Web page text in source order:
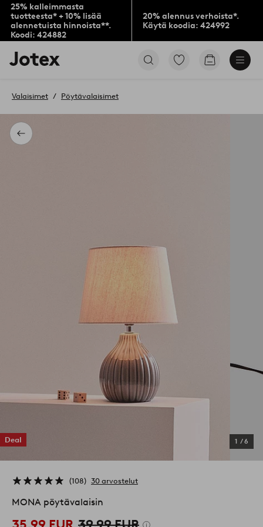
25% kalleimmasta
tuotteesta* + 10% lisää
alennetuista hinnoista**.
Koodi: 424882
20% alennus verhoista*.
Käytä koodia: 424992
Jotex-
logo
aloitussivulle
Siirry
Siirry
Takaisin
Valaisimet Pöytävalaisimet
Deal 1 /6
108 30 arvostelut
MONA pöytävalaisin